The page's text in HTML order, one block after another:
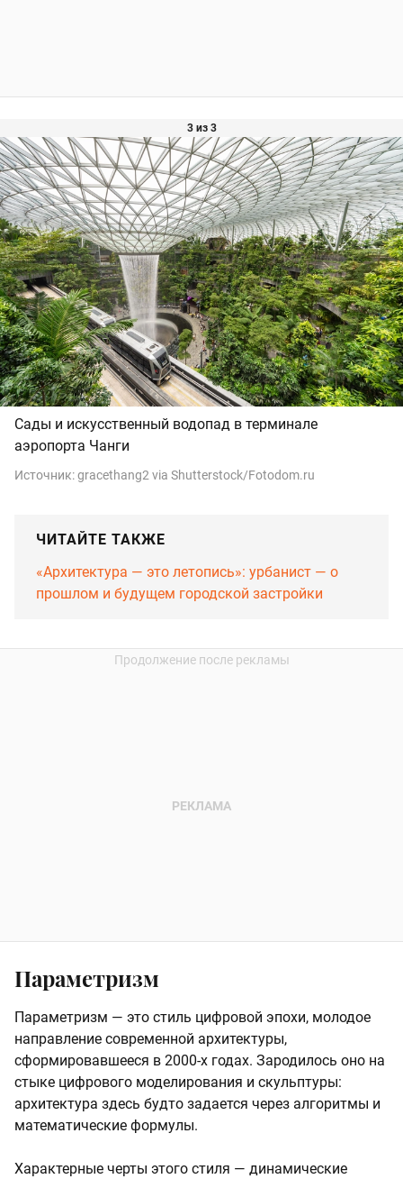
3 из 3
Сады и искусственный водопад в терминале
аэропорта Чанги
Источник:gracethang2 via Shutterstock/Fotodom.ru
ЧИТАЙТЕ ТАКЖЕ
«Архитектура — это летопись»: урбанист — о
прошлом и будущем городской застройки
Параметризм
Параметризм — это стиль цифровой эпохи, молодое
направление современной архитектуры,
сформировавшееся в 2000-х годах. Зародилось оно на
стыке цифрового моделирования и скульптуры:
архитектура здесь будто задается через алгоритмы и
математические формулы.
Характерные черты этого стиля — динамические